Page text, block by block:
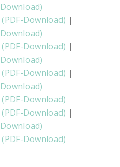
Download) |
Download) |
Download) |
Download)
Download) |
Download)